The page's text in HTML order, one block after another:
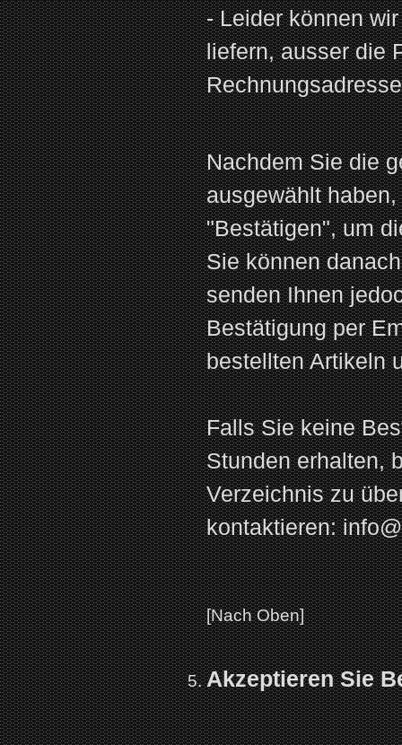
- Leider können
liefern, ausser die
Nachdem Sie die
ausgewählt
"Bestätigen", um
Sie können
senden Ihnen
Bestätigung per
bestellten Artikeln
Falls Sie keine
Stunden erhalten,
Verzeichnis zu
kontaktieren:
[Nach Oben]
Akzeptieren Sie